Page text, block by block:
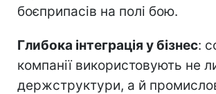
боєприпасів на полі бою.
Глибока інтеграція у бізнес:
компанії використовують не
держструктури, а й